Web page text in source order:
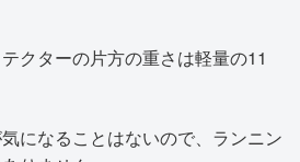
クターの片方の重さは軽量の11
になることはないので、ランニン